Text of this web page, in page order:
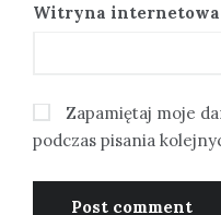
Witryna internetowa
Zapamiętaj moje
podczas pisania